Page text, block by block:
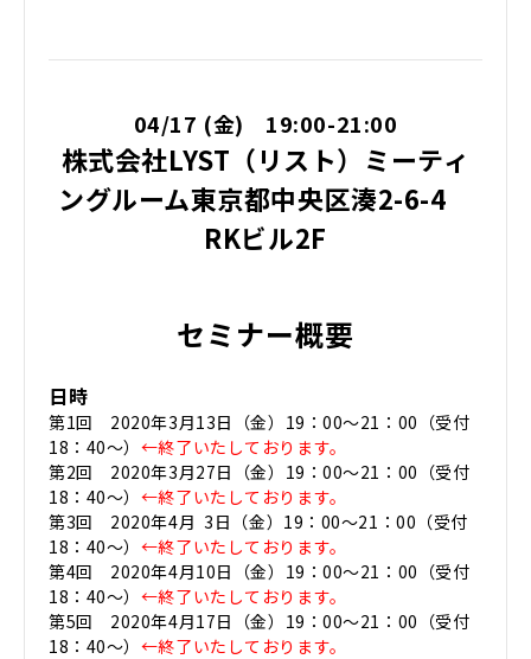
04/17 (金) 19:00-21:00
株式会社LYST（リスト）ミーティ
ングルーム東京都中央区湊2-6-4
RKビル2F
セミナー概要
日時
第1回 2020年3月13日（金）19：00～21：00（受付
18：40～） ←終了いたしております。
第2回 2020年3月27日（金）19：00～21：00（受付
18：40～） ←終了いたしております。
第3回 2020年4月 3日（金）19：00～21：00（受付
18：40～） ←終了いたしております。
第4回 2020年4月10日（金）19：00～21：00（受付
18：40～） ←終了いたしております。
第5回 2020年4月17日（金）19：00～21：00（受付
18：40～） ←終了いたしております。